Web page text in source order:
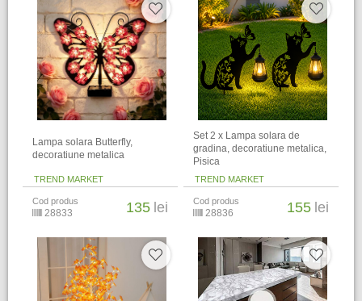
Lampa solara Butterfly,
decoratiune metalica
TREND MARKET
Cod produs
28833 135 lei
Set 2 x Lampa solara de
gradina, decoratiune metalica,
Pisica
TREND MARKET
Cod produs
28836 155 lei